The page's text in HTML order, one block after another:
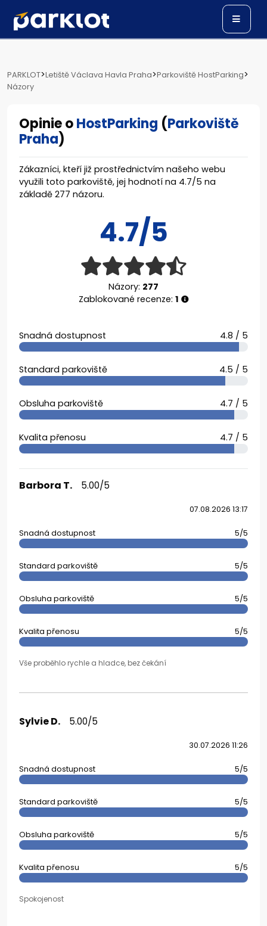
PARKLOT>Letiště Václava Havla Praha>Parkoviště HostParking>
Názory
Opinie oHostParking (Parkoviště
Praha)
Zákazníci, kteří již prostřednictvím našeho webu
využili toto parkoviště, jej hodnotí na 4.7/5 na
základě 277 názoru.
4.7/5
Názory: 277
Zablokované recenze: 1
Snadná dostupnost 4.8 / 5
Standard parkoviště 4.5 / 5
Obsluha parkoviště 4.7 / 5
Kvalita přenosu 4.7 / 5
Barbora T. 5.00/5
07.08.2026 13:17
Snadná dostupnost 5/5
Standard parkoviště 5/5
Obsluha parkoviště 5/5
Kvalita přenosu 5/5
Vše proběhlo rychle a hladce, bez čekání
Sylvie D. 5.00/5
30.07.2026 11:26
Snadná dostupnost 5/5
Standard parkoviště 5/5
Obsluha parkoviště 5/5
Kvalita přenosu 5/5
Spokojenost